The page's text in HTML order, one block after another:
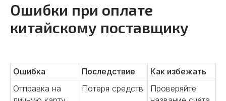
Ошибки при оплате
китайскому поставщику
Ошибка Последствие
Как избежать
Отправка на
Потеря средств
Проверяйте